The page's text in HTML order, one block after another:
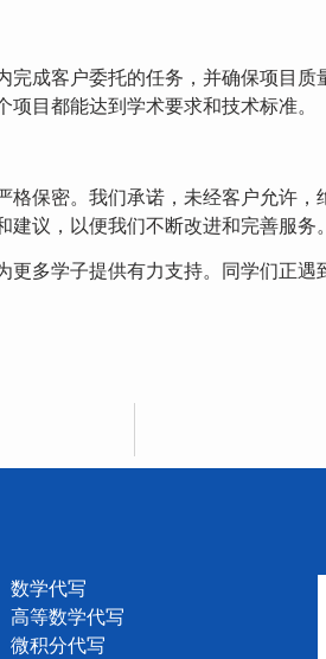
成客户委托的任务，并确保项目质
目都能达到学术要求和技术标准。
保密。我们承诺，未经客户允许，
议，以便我们不断改进和完善服务。
更多学子提供有力支持。同学们正遇
数学代写
高等数学代写
微积分代写